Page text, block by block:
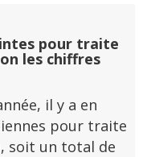
pour traite
les chiffres
il y a en
pour traite
soit un total de